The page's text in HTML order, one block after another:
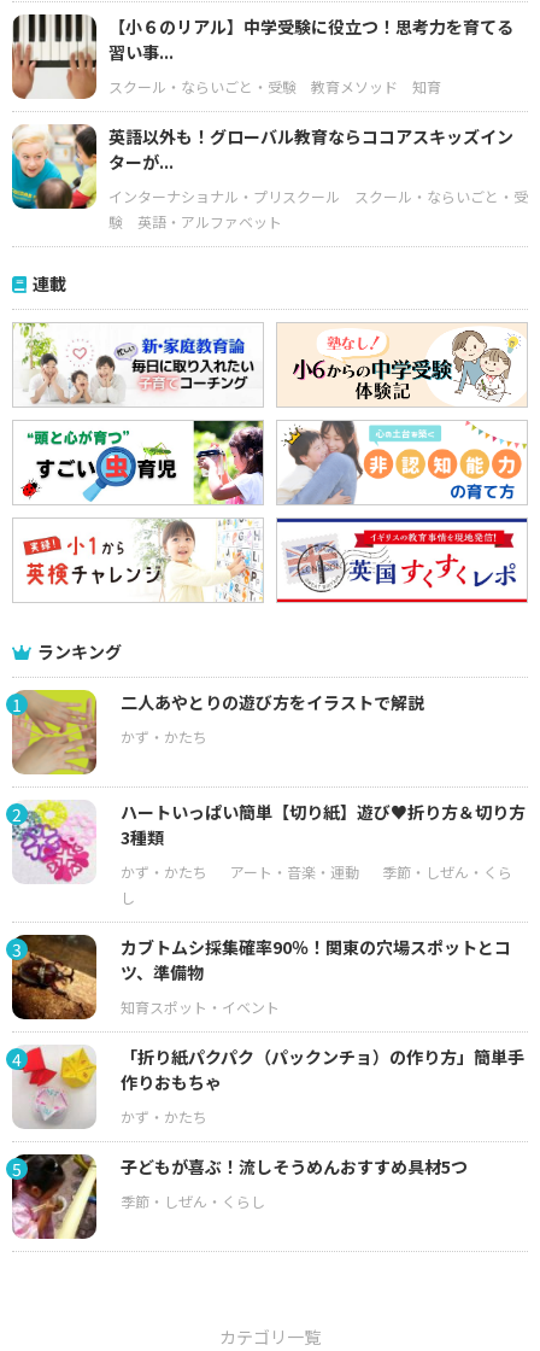
【小６のリアル】中学受験に役立つ！思考力を育てる
習い事...
スクール・ならいごと・受験 教育メソッド 知育
英語以外も！グローバル教育ならココアスキッズイン
ターが...
インターナショナル・プリスクール
スクール・ならいごと・受
験
英語・アルファベット
連載
ランキング
1 二人あやとりの遊び方をイラストで解説
2
ハートいっぱい簡単【切り紙】遊び♥折り方＆切り方
3種類
3
カブトムシ採集確率90％！関東の穴場スポットとコ
ツ、準備物
4
「折り紙パクパク（パックンチョ）の作り方」簡単手
作りおもちゃ
5 子どもが喜ぶ！流しそうめんおすすめ具材5つ
カテゴリ一覧